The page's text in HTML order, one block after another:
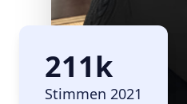
211k
Stimmen 2021